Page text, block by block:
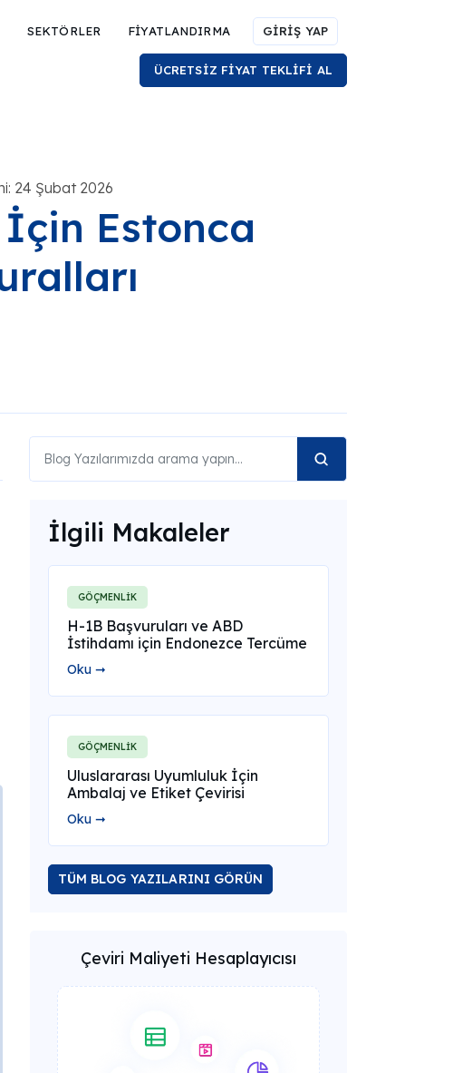
SEKTÖRLER FİYATLANDIRMA GİRİŞ YAP
ÜCRETSİZ FİYAT TEKLİFİ AL
24 Şubat 2026
Estonca
İlgili Makaleler
GÖÇMENLİK
H-1B Başvuruları ve ABD
İstihdamı için Endonezce Tercüme
Oku ➞
GÖÇMENLİK
Uluslararası Uyumluluk İçin
Ambalaj ve Etiket Çevirisi
Oku ➞
TÜM BLOG YAZILARINI GÖRÜN
Çeviri Maliyeti Hesaplayıcısı